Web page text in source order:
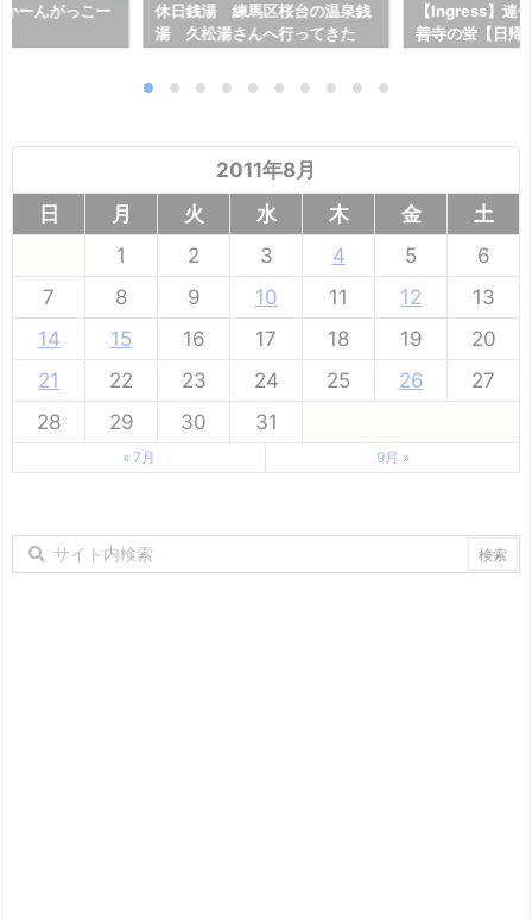
ーんがっこー
休日銭湯 練馬区桜台の温泉銭
湯 久松湯さんへ行ってきた
【Ingress】連
善寺の蛍【日帰
2011年8月
日
月 火 水 木 金
土
1
2 3 4 5
6
7
8 9 10 11 12
13
14
15 16 17 18 19
20
21
22 23 24 25 26
27
28
29 30 31
« 7月 9月 »